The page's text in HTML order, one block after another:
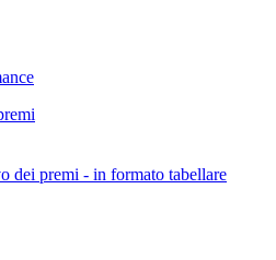
dei premi - in formato tabellare